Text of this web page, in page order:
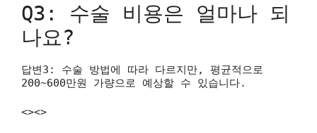
Q3: 수술 비용은 얼마나 되
나요?
답변3: 수술 방법에 따라 다르지만, 평균적으로
200~600만원 가량으로 예상할 수 있습니다.
<><>